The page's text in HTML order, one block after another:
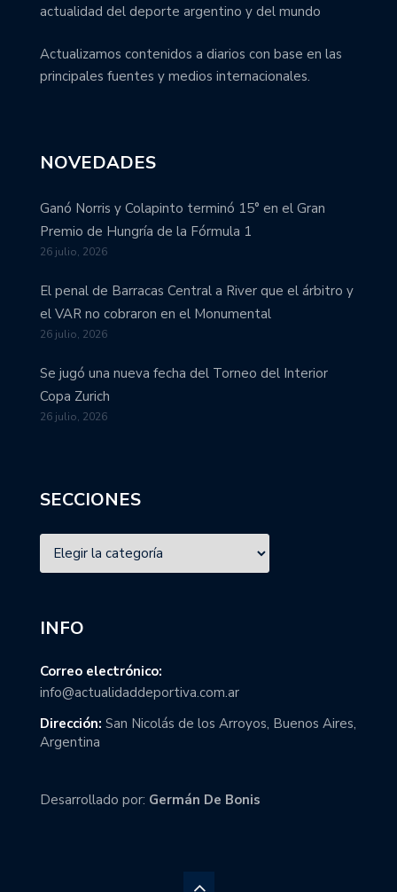
actualidad del deporte argentino y del mundo
Actualizamos contenidos a diarios con base en las
principales fuentes y medios internacionales.
NOVEDADES
Ganó Norris y Colapinto terminó 15° en el Gran
Premio de Hungría de la Fórmula 1
26 julio, 2026
El penal de Barracas Central a River que el árbitro y
el VAR no cobraron en el Monumental
26 julio, 2026
Se jugó una nueva fecha del Torneo del Interior
Copa Zurich
26 julio, 2026
SECCIONES
INFO
Correo electrónico:
info@actualidaddeportiva.com.ar
Dirección: San Nicolás de los Arroyos, Buenos Aires,
Argentina
Desarrollado por: Germán De Bonis